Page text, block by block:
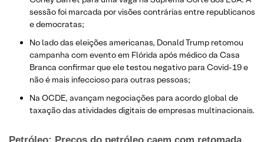
sessão foi marcada por visões contrárias entre republicanos
e democratas;
No lado das eleições americanas, Donald Trump retomou
campanha com evento em Flórida após médico da Casa
Branca confirmar que ele testou negativo para Covid-19 e
não é mais infeccioso para outras pessoas;
Na OCDE, avançam negociações para acordo global de
taxação das atividades digitais de empresas multinacionais.
Petróleo: Preços do petróleo caem com retomada